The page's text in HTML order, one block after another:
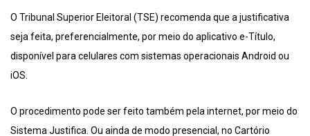
O Tribunal Superior Eleitoral (TSE) recomenda que a justificativa
seja feita, preferencialmente, por meio do aplicativo e-Título,
disponível para celulares com sistemas operacionais Android ou
iOS.
O procedimento pode ser feito também pela internet, por meio do
Sistema Justifica. Ou ainda de modo presencial, no Cartório